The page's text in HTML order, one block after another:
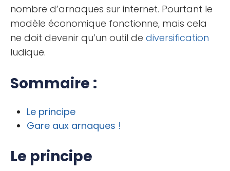
nombre d’arnaques sur internet. Pourtant le
modèle économique fonctionne, mais cela
ne doit devenir qu’un outil de diversification
ludique.
Sommaire :
Le principe
Gare aux arnaques !
Le principe